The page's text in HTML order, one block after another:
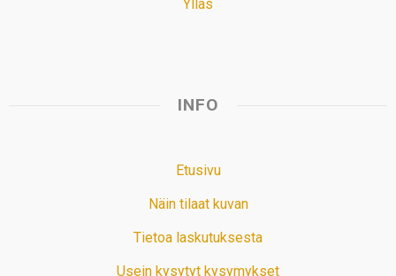
Ylläs
INFO
Etusivu
Näin tilaat kuvan
Tietoa laskutuksesta
Usein kysytyt kysymykset